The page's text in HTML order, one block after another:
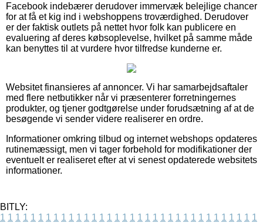
Facebook indebærer derudover immervæk belejlige chancer
for at få et kig ind i webshoppens troværdighed. Derudover
er der faktisk outlets på nettet hvor folk kan publicere en
evaluering af deres købsoplevelse, hvilket på samme måde
kan benyttes til at vurdere hvor tilfredse kunderne er.
Websitet finansieres af annoncer. Vi har samarbejdsaftaler
med flere netbutikker når vi præsenterer forretningernes
produkter, og tjener godtgørelse under forudsætning af at de
besøgende vi sender videre realiserer en ordre.
Informationer omkring tilbud og internet webshops opdateres
rutinemæssigt, men vi tager forbehold for modifikationer der
eventuelt er realiseret efter at vi senest opdaterede websitets
informationer.
BITLY:
1 1 1 1 1 1 1 1 1 1 1 1 1 1 1 1 1 1 1 1 1 1 1 1 1 1 1 1 1 1 1 1 1 1